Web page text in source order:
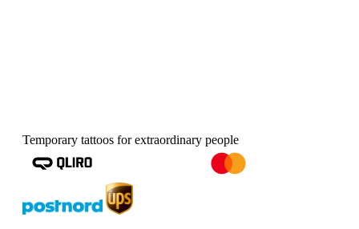
Temporary tattoos for extraordinary people